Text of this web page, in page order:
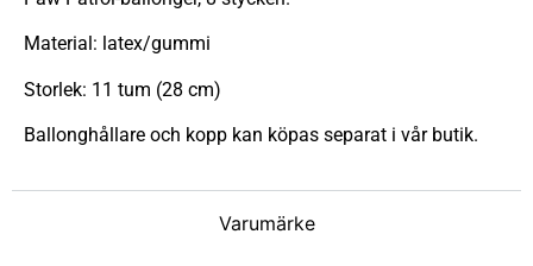
Varumärke
Material: latex/gummi
Storlek: 11 tum (28 cm)
Ballonghållare och kopp kan köpas separat i vår butik.